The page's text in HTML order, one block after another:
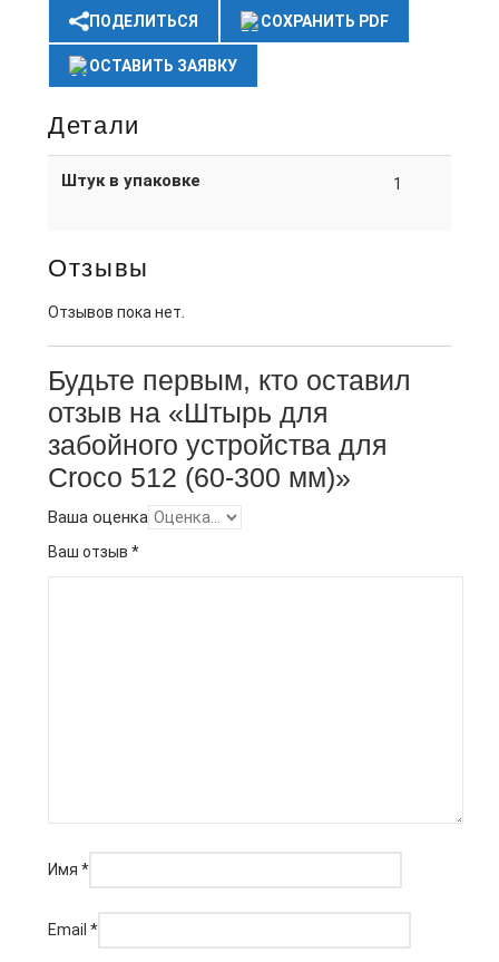
ПОДЕЛИТЬСЯ СОХРАНИТЬ PDF
ОСТАВИТЬ ЗАЯВКУ
Детали
Штук в упаковке 1
Отзывы
Отзывов пока нет.
Будьте первым, кто оставил
отзыв на «Штырь для
забойного устройства для
Croco 512 (60-300 мм)»
Ваша оценка
Ваш отзыв *
Имя *
Email *